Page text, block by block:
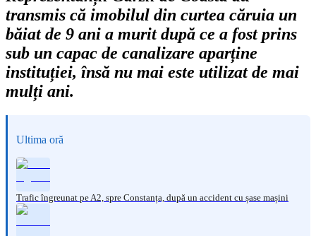
transmis că imobilul din curtea căruia un
băiat de 9 ani a murit după ce a fost prins
sub un capac de canalizare aparține
instituției, însă nu mai este utilizat de mai
mulți ani.
Ultima oră
Trafic îngreunat pe A2, spre Constanța, după un accident cu șase mașini